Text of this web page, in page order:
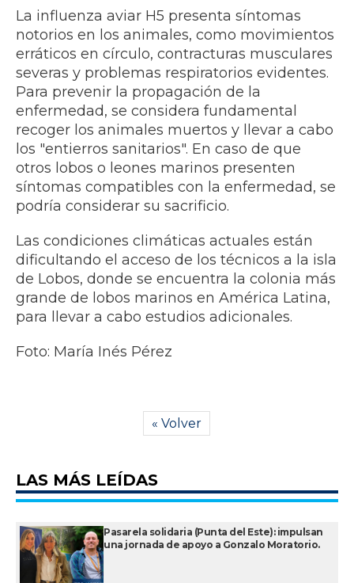
La influenza aviar H5 presenta síntomas
notorios en los animales, como movimientos
erráticos en círculo, contracturas musculares
severas y problemas respiratorios evidentes.
Para prevenir la propagación de la
enfermedad, se considera fundamental
recoger los animales muertos y llevar a cabo
los "entierros sanitarios". En caso de que
otros lobos o leones marinos presenten
síntomas compatibles con la enfermedad, se
podría considerar su sacrificio.
Las condiciones climáticas actuales están
dificultando el acceso de los técnicos a la isla
de Lobos, donde se encuentra la colonia más
grande de lobos marinos en América Latina,
para llevar a cabo estudios adicionales.
Foto: María Inés Pérez
« Volver
LAS MÁS LEÍDAS
Pasarela solidaria (Punta del Este): impulsan
una jornada de apoyo a Gonzalo Moratorio.